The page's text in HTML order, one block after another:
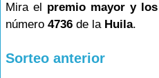
Mira el premio mayor y
número 4736 de la Huila.
Sorteo anterior